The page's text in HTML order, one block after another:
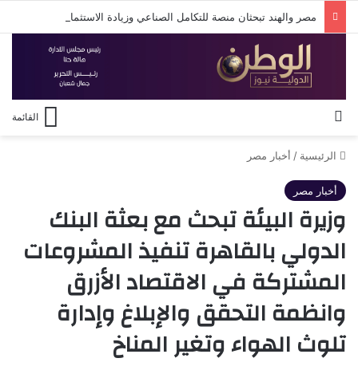
القائمة
الرئيسية / أخبار مصر
أخبار مصر
وزيرة البيئة تبحث مع بعثة البنك
الدولي بالقاهرة تنفيذ المشروعات
المشتركة في الاقتصاد الأزرق
وانظمة التحقق والإبلاغ وإدارة
تلوث الهواء وتغير المناخ